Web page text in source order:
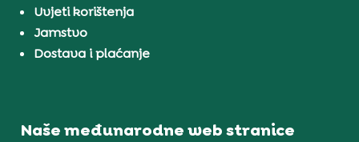
Uvjeti korištenja
Jamstvo
Dostava i plaćanje
Naše međunarodne web stranice